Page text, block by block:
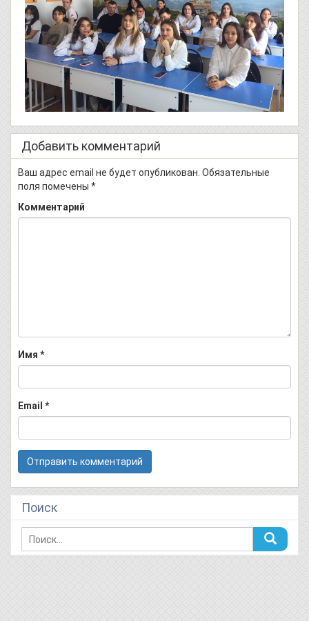
Добавить комментарий
Ваш адрес email не будет опубликован. Обязательные
поля помечены *
Комментарий
Имя *
Email *
Поиск